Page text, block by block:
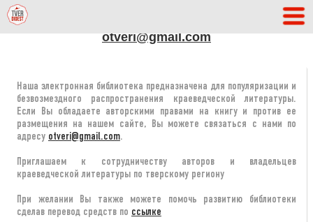
otveri@gmail.com
Наша электронная библиотека предназначена для популяризации и
безвозмездного распространения краеведческой литературы.
Если Вы обладаете авторскими правами на книгу и против ее
размещения на нашем сайте, Вы можете связаться с нами по
адресу otveri@gmail.com.
Приглашаем к сотрудничеству авторов и владельцев
краеведческой литературы по тверскому региону
При желании Вы также можете помочь развитию библиотеки
сделав перевод средств по ссылке